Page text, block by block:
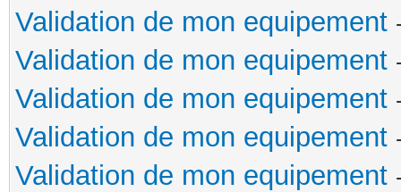
Validation de mon equipement
Validation de mon equipement
Validation de mon equipement
Validation de mon equipement
Validation de mon equipement